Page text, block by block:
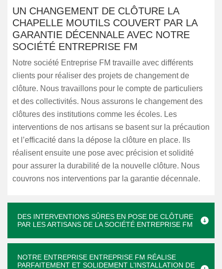
UN CHANGEMENT DE CLÔTURE LA
CHAPELLE MOUTILS COUVERT PAR LA
GARANTIE DÉCENNALE AVEC NOTRE
SOCIÉTÉ ENTREPRISE FM
Notre société Entreprise FM travaille avec différents
clients pour réaliser des projets de changement de
clôture. Nous travaillons pour le compte de particuliers
et des collectivités. Nous assurons le changement des
clôtures des institutions comme les écoles. Les
interventions de nos artisans se basent sur la précaution
et l’efficacité dans la dépose la clôture en place. Ils
réalisent ensuite une pose avec précision et solidité
pour assurer la durabilité de la nouvelle clôture. Nous
couvrons nos interventions par la garantie décennale.
DES INTERVENTIONS SÛRES EN POSE DE CLÔTURE
PAR LES ARTISANS DE LA SOCIÉTÉ ENTREPRISE FM
NOTRE ENTREPRISE ENTREPRISE FM RÉALISE
PARFAITEMENT ET SOLIDEMENT L’INSTALLATION DE